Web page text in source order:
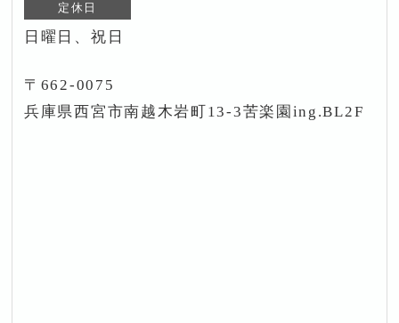
定休日
日曜日、祝日
〒662-0075
兵庫県西宮市南越木岩町13-3苦楽園ing.BL2F